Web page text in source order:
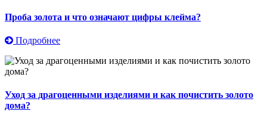
Проба золота и что означают цифры клейма?
Подробнее
Уход за драгоценными изделиями и как почистить золото
дома?